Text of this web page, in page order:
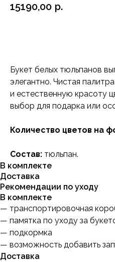
15190,00 р.
Букет белых тюльпанов
элегантно. Чистая
и естественную красоту
выбор для подарка или
Количество цветов на
Состав: тюльпан.
В комплекте
Доставка
Рекомендации по уходу
В комплекте
— транспортировочная
— памятка по уходу за
— подкормка
— возможность добавить
Доставка